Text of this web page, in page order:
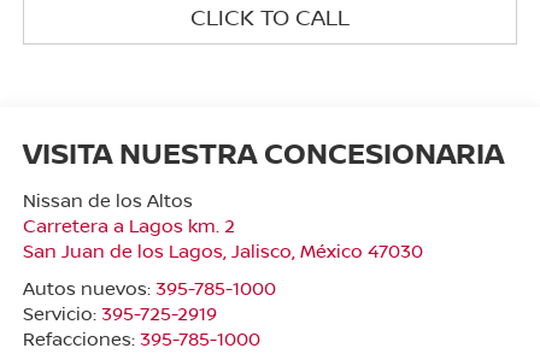
CLICK TO CALL
VISITA NUESTRA CONCESIONARIA
Nissan de los Altos
Carretera a Lagos km. 2
San Juan de los Lagos Jalisco , México 47030
Autos nuevos: 395-785-1000
Servicio: 395-725-2919
Refacciones: 395-785-1000